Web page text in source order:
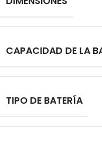
CAPACIDAD DE LA
TIPO DE BATERÍA